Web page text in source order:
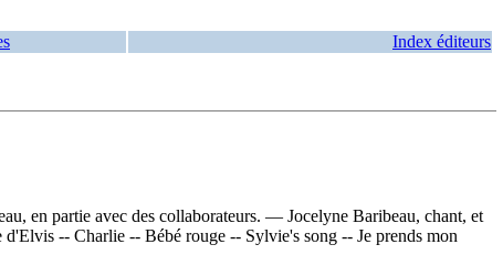
Index éditeurs
en partie avec des collaborateurs. — Jocelyne Baribeau, chant, et
-- Charlie -- Bébé rouge -- Sylvie's song -- Je prends mon